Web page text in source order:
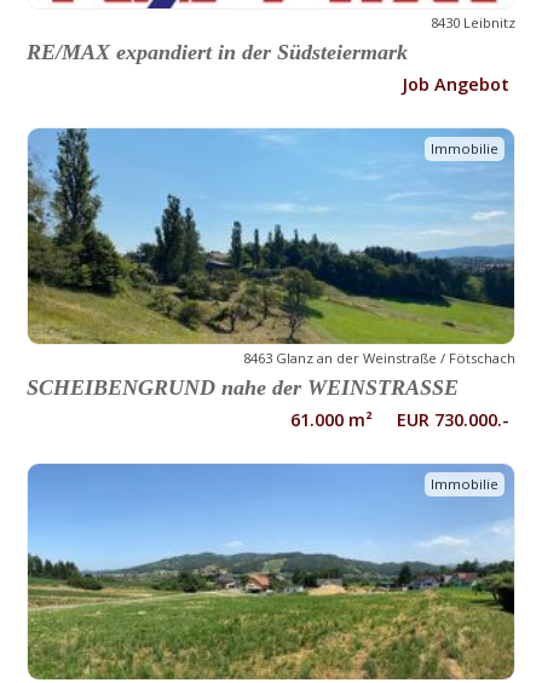
8430 Leibnitz
RE/MAX expandiert in der Südsteiermark
Job Angebot
Immobilie
8463 Glanz an der Weinstraße / Fötschach
SCHEIBENGRUND nahe der WEINSTRASSE
61.000 m² EUR 730.000.-
Immobilie